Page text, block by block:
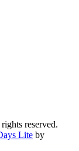
reserved.
Lite by